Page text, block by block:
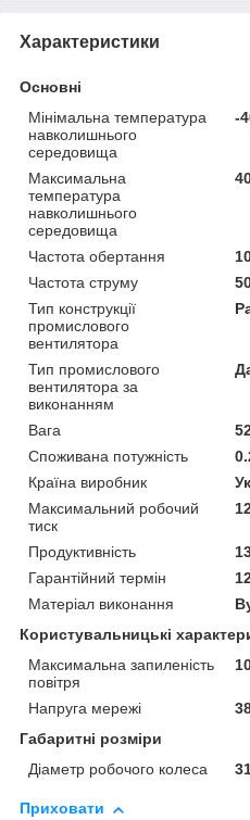
Характеристики
Основні
Мінімальна температура
навколишнього
середовища
-
Максимальна
температура
навколишнього
середовища
Частота обертання
Частота струму
Тип конструкції
промислового
вентилятора
Тип промислового
вентилятора за
виконанням
Вага
Споживана потужність
Країна виробник
Максимальний робочий
тиск
Продуктивність
Гарантійний термін
Матеріал виконання
Користувальницькі
Максимальна запиленість
повітря
Напруга мережі
Габаритні розміри
Діаметр робочого колеса
Приховати